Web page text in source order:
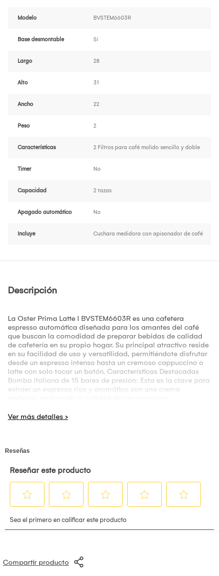
Modelo BVSTEM6603R
Base desmontable Sí
Largo 28
Alto 31
Ancho 22
Peso 2
Características 2 Filtros para café molido sencillo y doble
Timer No
Capacidad 2 tazas
Apagado automático No
Incluye Cuchara medidora con apisonador de café
Descripción
La Oster Prima Latte I BVSTEM6603R es una cafetera
espresso automática diseñada para los amantes del café
que buscan la comodidad de preparar bebidas de calidad
de cafetería en su propio hogar. Su principal atractivo reside
en su facilidad de uso y versatilidad, permitiéndote disfrutar
desde un espresso intenso hasta un cremoso cappuccino o
latte con solo tocar un botón. Características Destacadas
Bomba italiana de 15 bares de presión: Esta es la clave para
extraer un espresso rico y aromático con una crema
Olvídate de la complejidad de espumar la leche
removible que facilita el llenado y la limpieza, e incluso
un toque: Su panel intuitivo te permite elegir entre espresso,
latte o cappuccino con solo presionar un botón,
simplificando enormemente el proceso de preparación.
Compatible con café molido y cápsulas E.S.E.: Esta
versatilidad te da la libertad de usar tu café molido favorito
preparación rápida y sin desorden. Depósito de agua
removible: Con una buena capacidad, facilita el llenado y la
tamaño la hace ideal para cualquier cocina, y su acabado
moderno le da un toque sofisticado.
Compartir producto